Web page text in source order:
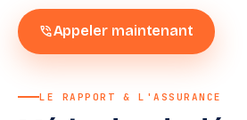
phone_in_talkAppeler maintenant
LE RAPPORT & L'ASSURANCE